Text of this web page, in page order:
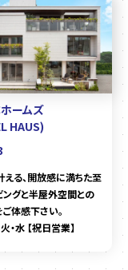
ームズ
HAUS)
える、開放感に満ちた至
ングと半屋外空間との
体感下さい。
・水 【祝日営業】